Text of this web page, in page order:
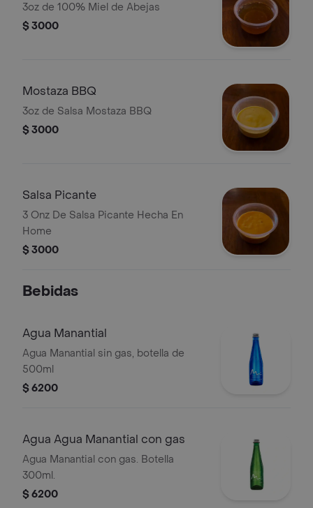
3oz de 100% Miel de Abejas
$ 3000
Mostaza BBQ
3oz de Salsa Mostaza BBQ
$ 3000
Salsa Picante
3 Onz De Salsa Picante Hecha En
Home
$ 3000
Bebidas
Agua Manantial
Agua Manantial sin gas, botella de
500ml
$ 6200
Agua Agua Manantial con gas
Agua Manantial con gas. Botella
300ml.
$ 6200